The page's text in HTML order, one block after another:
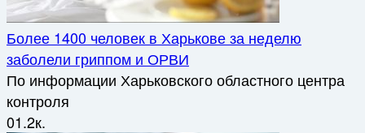
Более 1400 человек в Харькове за неделю
заболели гриппом и ОРВИ
По информации Харьковского областного центра
контроля
01.2к.